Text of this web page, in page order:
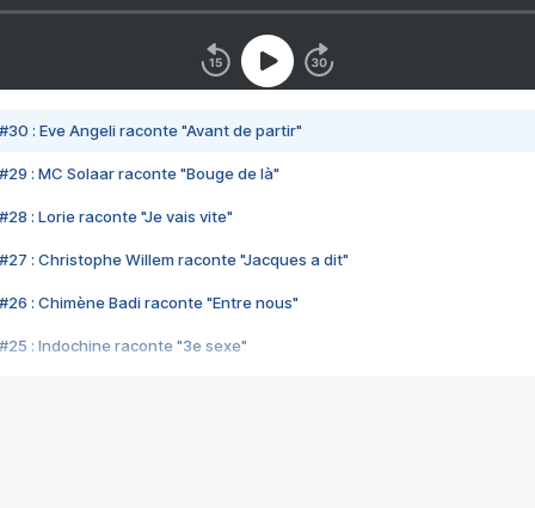
#30 : Eve Angeli raconte "Avant de partir"
#29 : MC Solaar raconte "Bouge de là"
#28 : Lorie raconte "Je vais vite"
#27 : Christophe Willem raconte "Jacques a dit"
#26 : Chimène Badi raconte "Entre nous"
#25 : Indochine raconte "3e sexe"